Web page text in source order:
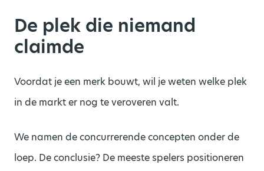
De plek die niemand
claimde
Voordat je een merk bouwt, wil je weten welke plek
in de markt er nog te veroveren valt.
We namen de concurrerende concepten onder de
loep. De conclusie? De meeste spelers positioneren